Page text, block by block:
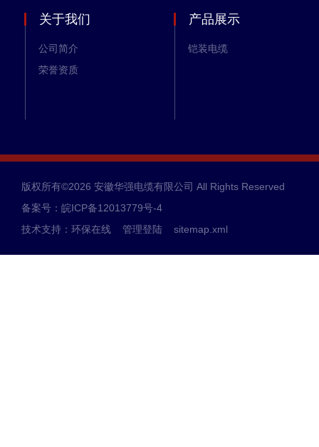
关于我们
公司简介
荣誉资质
产品展示
铠装电缆
版权所有©2026 安徽华强电缆有限公司 All Rights Reserved
备案号：皖ICP备12013779号-4
技术支持： 环保在线 管理登陆 sitemap.xml